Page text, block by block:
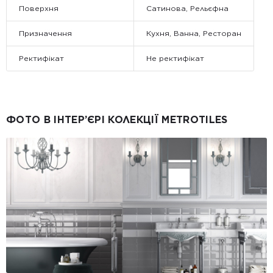
Поверхня Сатинова, Рельєфна
Призначення Кухня, Ванна, Ресторан
Ректифікат Не ректифікат
ФОТО В ІНТЕР’ЄРІ КОЛЕКЦІЇ METROTILES